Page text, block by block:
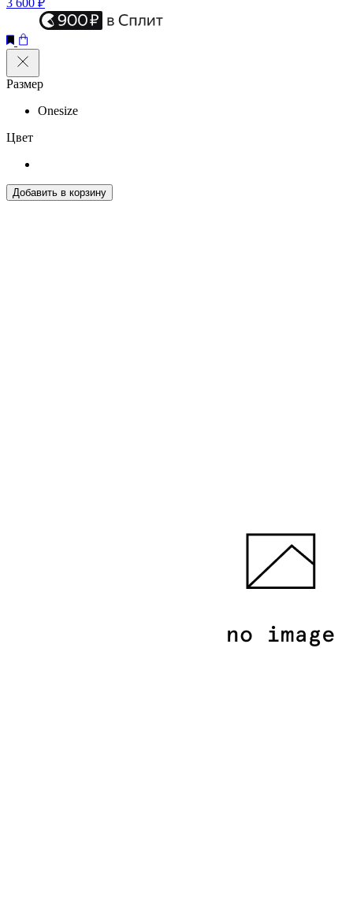
Размер
Onesize
Цвет
Добавить в корзину